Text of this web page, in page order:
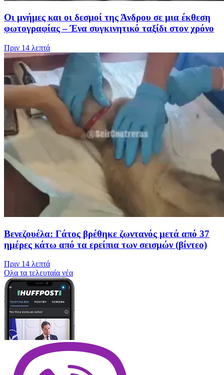
Οι μνήμες και οι δεσμοί της Άνδρου σε μια έκθεση
φωτογραφίας – Ένα συγκινητικό ταξίδι στον χρόνο
Πριν 14 λεπτά
Βενεζουέλα: Γάτος βρέθηκε ζωντανός μετά από 37
ημέρες κάτω από τα ερείπια των σεισμών (βίντεο)
Πριν 14 λεπτά
Oλα τα τελευταία νέα